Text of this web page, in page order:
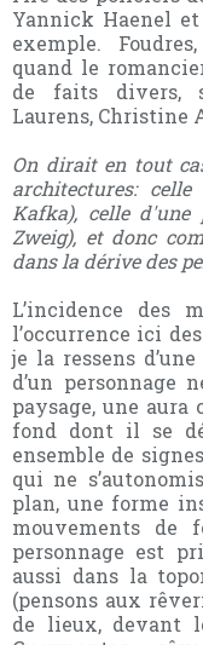
Yannick Haenel
exemple.
quand le
de faits divers,
Laurens, Christine
On dirait en tout
architectures:
Kafka), celle d'une
Zweig), et donc
dans la dérive des
L’incidence des
l’occurrence ici
je la ressens
d’un personnage
paysage, une
fond dont il se
ensemble de
qui ne
plan, une forme
mouvements de
personnage est
aussi dans la
(pensons aux
de lieux, devant